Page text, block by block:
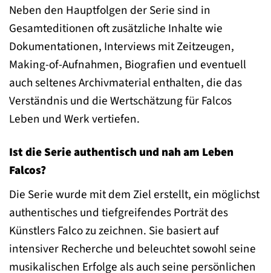
Neben den Hauptfolgen der Serie sind in
Gesamteditionen oft zusätzliche Inhalte wie
Dokumentationen, Interviews mit Zeitzeugen,
Making-of-Aufnahmen, Biografien und eventuell
auch seltenes Archivmaterial enthalten, die das
Verständnis und die Wertschätzung für Falcos
Leben und Werk vertiefen.
Ist die Serie authentisch und nah am Leben
Falcos?
Die Serie wurde mit dem Ziel erstellt, ein möglichst
authentisches und tiefgreifendes Porträt des
Künstlers Falco zu zeichnen. Sie basiert auf
intensiver Recherche und beleuchtet sowohl seine
musikalischen Erfolge als auch seine persönlichen